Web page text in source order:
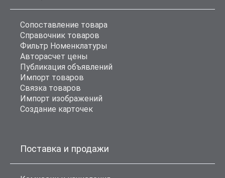
Сопоставление товара
Справочник товаров
Фильтр Номенклатуры
Авторасчет цены
Публикация объявлений
Импорт товаров
Связка товаров
Импорт изображений
Создание карточек
Поставка и продажи